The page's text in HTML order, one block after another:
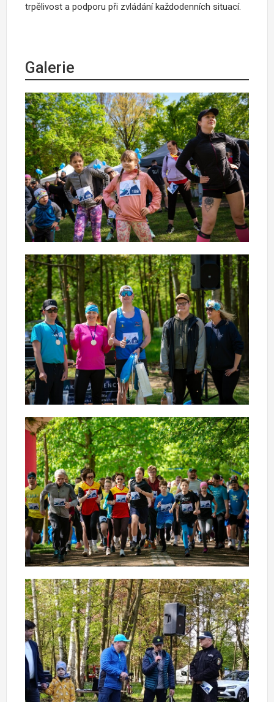
trpělivost a podporu při zvládání každodenních situací.
Galerie